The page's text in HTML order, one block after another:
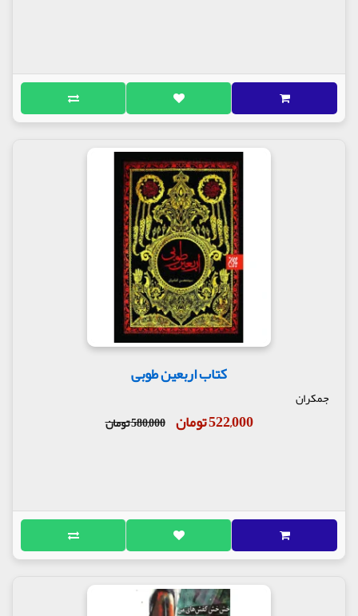
کتاب اربعین طوبی
جمکران
522,000 تومان 580,000 تومان